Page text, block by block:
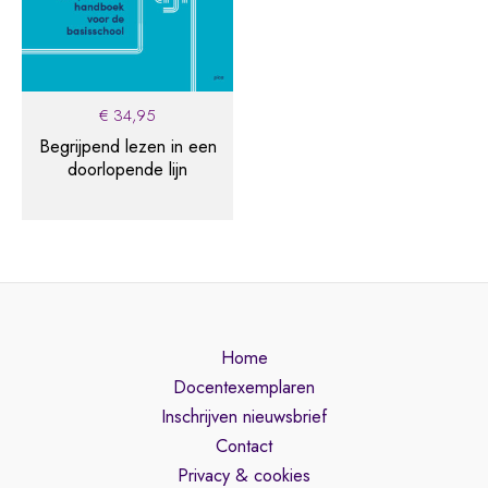
€ 34,95
Begrijpend lezen in een
doorlopende lijn
Home
Docentexemplaren
Inschrijven nieuwsbrief
Contact
Privacy & cookies